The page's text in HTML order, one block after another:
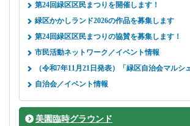
第24回緑区区民まつりを開催します！
緑区かかしランド2026の作品を募集します
第24回緑区区民まつりの協賛を募集します！
市民活動ネットワーク／イベント情報
（令和7年11月21日発表）「緑区自治会マルシ
自治会／イベント情報
美園臨時グラウンド